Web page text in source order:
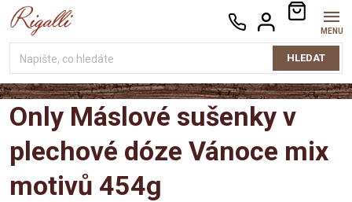
Přejít
na
HLEDAT
NÁKUPNÍ
KOŠÍK
Only Máslové sušenky v
plechové dóze Vánoce mix
motivů 454g